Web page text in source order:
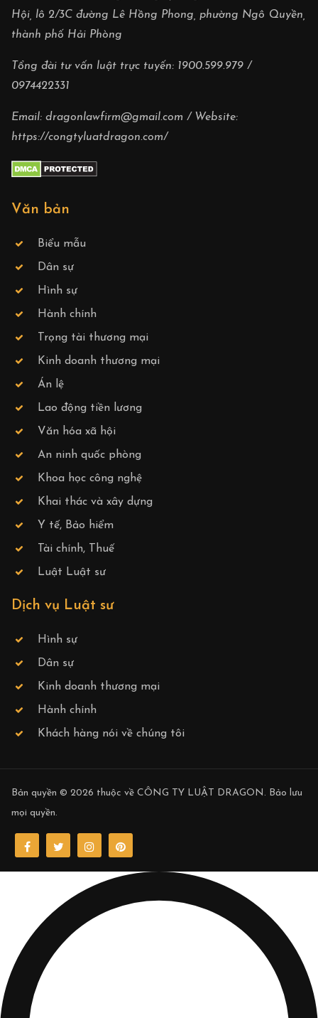
Hội, lô 2/3C đường Lê Hồng Phong, phường Ngô Quyền,
thành phố Hải Phòng
Tổng đài tư vấn luật trực tuyến: 1900.599.979 /
0974422331
Email: dragonlawfirm@gmail.com / Website:
https://congtyluatdragon.com/
Văn bản
Biểu mẫu
Dân sự
Hình sự
Hành chính
Trọng tài thương mại
Kinh doanh thương mại
Án lệ
Lao động tiền lương
Văn hóa xã hội
An ninh quốc phòng
Khoa học công nghệ
Khai thác và xây dựng
Y tế, Bảo hiểm
Tài chính, Thuế
Luật Luật sư
Dịch vụ Luật sư
Hình sự
Dân sự
Kinh doanh thương mại
Hành chính
Khách hàng nói về chúng tôi
Bản quyền © 2026 thuộc về CÔNG TY LUẬT DRAGON . Bảo lưu
mọi quyền.